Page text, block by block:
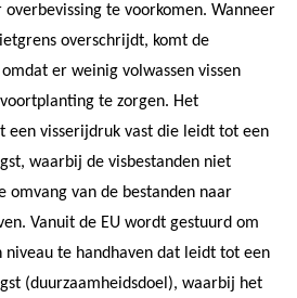
te voorkomen. Wanneer
overschrijdt, komt de
er weinig volwassen vissen
te zorgen. Het
een visserijdruk vast die leidt tot een
waarbij de visbestanden niet
omvang van de bestanden naar
Vanuit de EU wordt gestuurd om
niveau te handhaven dat leidt tot een
(duurzaamheidsdoel), waarbij het